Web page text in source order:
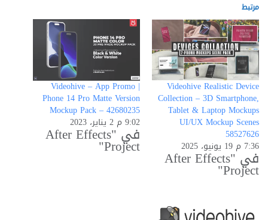
مرتبط
Videohive Realistic Device
Collection – 3D Smartphone,
Tablet & Laptop Mockups
UI/UX Mockup Scenes
58527626
7:36 م 19 يونيو، 2025
في "After EffectsProject"
Videohive – App Promo |
Phone 14 Pro Matte Version
Mockup Pack – 42680235
9:02 م 2 يناير، 2023
في "After EffectsProject"